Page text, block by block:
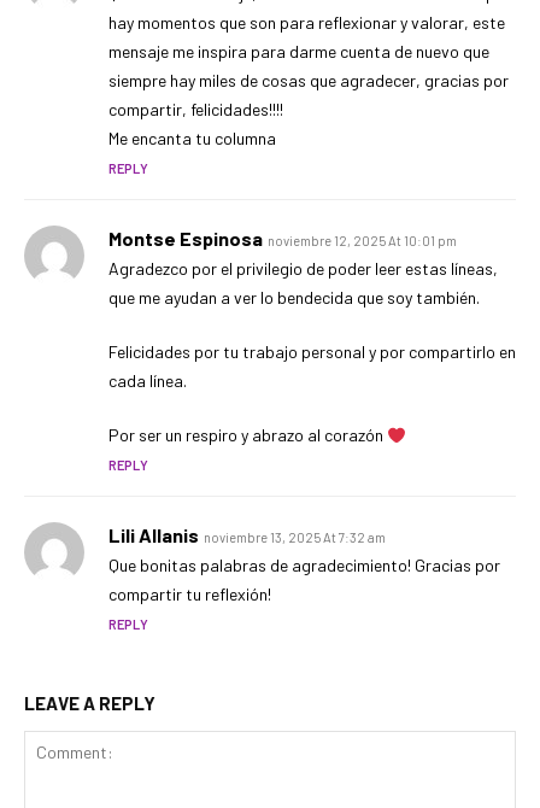
hay momentos que son para reflexionar y valorar, este
mensaje me inspira para darme cuenta de nuevo que
siempre hay miles de cosas que agradecer, gracias por
compartir, felicidades!!!!
Me encanta tu columna
REPLY
Montse Espinosa noviembre 12, 2025 At 10:01 pm
Agradezco por el privilegio de poder leer estas líneas,
que me ayudan a ver lo bendecida que soy también.
Felicidades por tu trabajo personal y por compartirlo en
cada línea.
Por ser un respiro y abrazo al corazón
REPLY
Lili Allanis noviembre 13, 2025 At 7:32 am
Que bonitas palabras de agradecimiento! Gracias por
compartir tu reflexión!
REPLY
LEAVE A REPLY